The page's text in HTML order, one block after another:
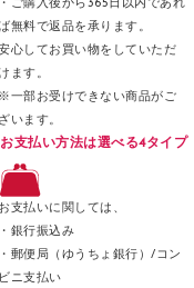
テープカッター
その他文具
セロハンテープ
スティックのり
クリップ
ご購入後から365日以内であれ
無料で返品を承ります。
心してお買い物をしていただ
ます。
一部お受けできない商品がご
います。
お支払い方法は選べる4タイプ
支払いに関しては、
銀行振込み
郵便局（ゆうちょ銀行）/コン
ニ支払い